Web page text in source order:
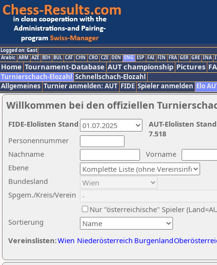
Logged on: Gast
Arabic ARM AZE BIH BUL CAT CHN CRO CZE DEN ENG ESP FAI FIN FRA GER GRE INA
Home Tournament-Database AUT championship Pictures
Turnierschach-Elozahl Schnellschach-Elozahl
Allgemeines Turnier anmelden: AUT FIDE Spieler anmelden Elo
Willkommen bei den offiziellen
Nachname
Vorname
Ebene
Sortierung
Personennummer
Bundesland
Spgem./Kreis/Verein
Nur "österreichische" Spieler
Vereinslisten:Wien Niederösterreich Burgenland
AUT-Elolisten
7.518
FIDE-Elolisten Stand